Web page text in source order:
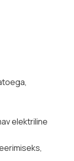
elektriline